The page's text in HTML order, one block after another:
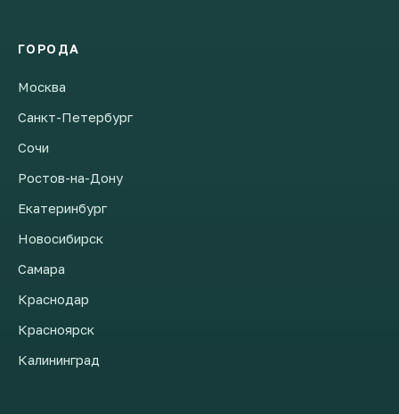
ГОРОДА
Москва
Санкт-Петербург
Сочи
Ростов-на-Дону
Екатеринбург
Новосибирск
Самара
Краснодар
Красноярск
Калининград